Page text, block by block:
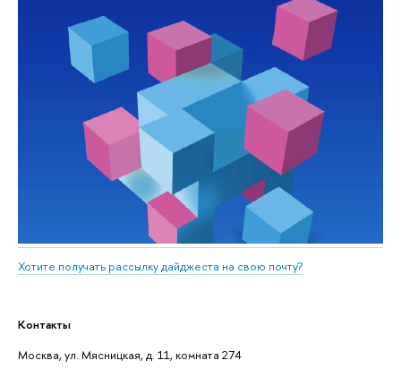
Хотите получать рассылку дайджеста на свою почту?
Контакты
Москва, ул. Мясницкая, д. 11, комната 274